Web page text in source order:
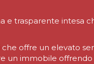
e trasparente intesa
offre un elevato
un immobile